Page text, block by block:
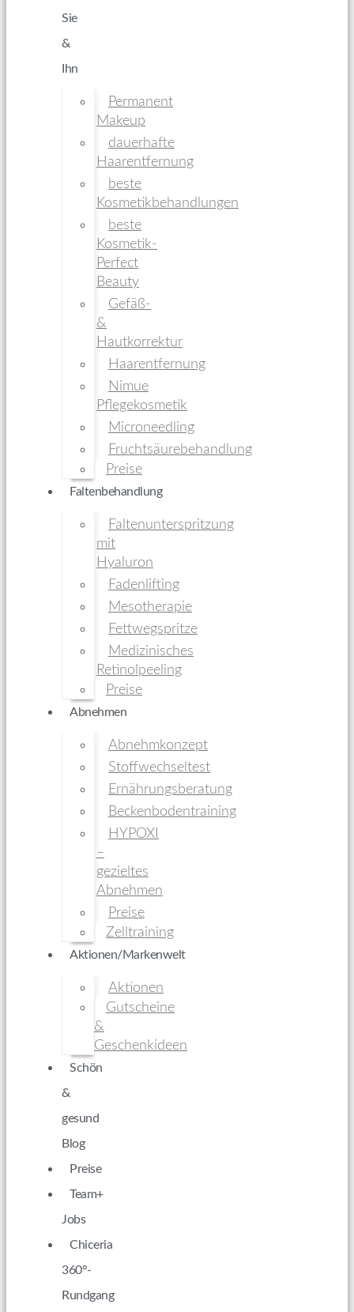
Sie
&
Ihn
Permanent
Makeup
dauerhafte
Haarentfernung
beste
Kosmetikbehandlungen
beste
Kosmetik-
Perfect
Beauty
Gefäß-
&
Hautkorrektur
Haarentfernung
Nimue
Pflegekosmetik
Microneedling
Fruchtsäurebehandlung
Preise
Faltenbehandlung
Faltenunterspritzung
mit
Hyaluron
Fadenlifting
Mesotherapie
Fettwegspritze
Medizinisches
Retinolpeeling
Preise
Abnehmen
Abnehmkonzept
Stoffwechseltest
Ernährungsberatung
Beckenbodentraining
HYPOXI
–
gezieltes
Abnehmen
Preise
Zelltraining
Aktionen/Markenwelt
Aktionen
Gutscheine
&
Geschenkideen
Schön
&
gesund
Blog
Preise
Team+
Jobs
Chiceria
360°-
Rundgang